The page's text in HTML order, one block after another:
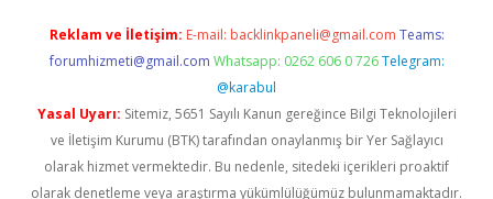
Reklam ve İletişim: E-mail: backlinkpaneli@gmail.com Teams:
forumhizmeti@gmail.com Whatsapp: 0262 606 0 726 Telegram:
@karabul
Yasal Uyarı: Sitemiz, 5651 Sayılı Kanun gereğince Bilgi Teknolojileri
ve İletişim Kurumu (BTK) tarafından onaylanmış bir Yer Sağlayıcı
olarak hizmet vermektedir. Bu nedenle, sitedeki içerikleri proaktif
olarak denetleme veya araştırma yükümlülüğümüz bulunmamaktadır.